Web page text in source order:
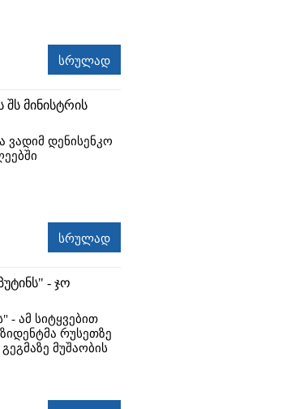
სრულად
მინისტრის
ვადიმ დენისენკო
სრულად
- ჯო
- ამ სიტყვებით
რუსეთზე
მუშაობის